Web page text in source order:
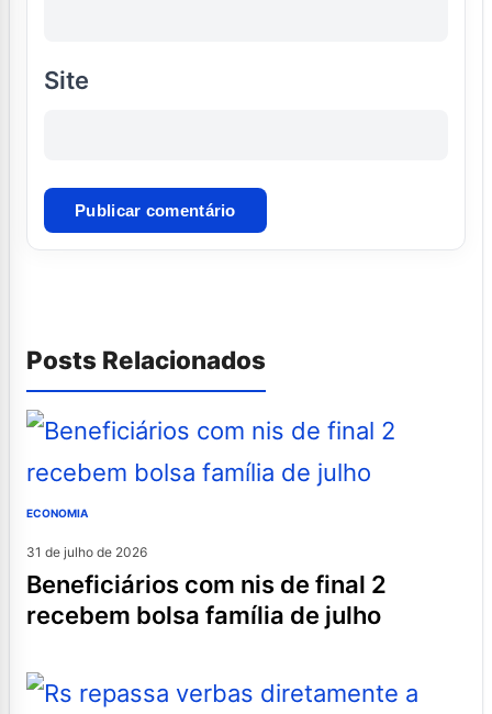
Site
Posts Relacionados
ECONOMIA
31 de julho de 2026
beneficiários com nis de final 2
recebem bolsa família de julho